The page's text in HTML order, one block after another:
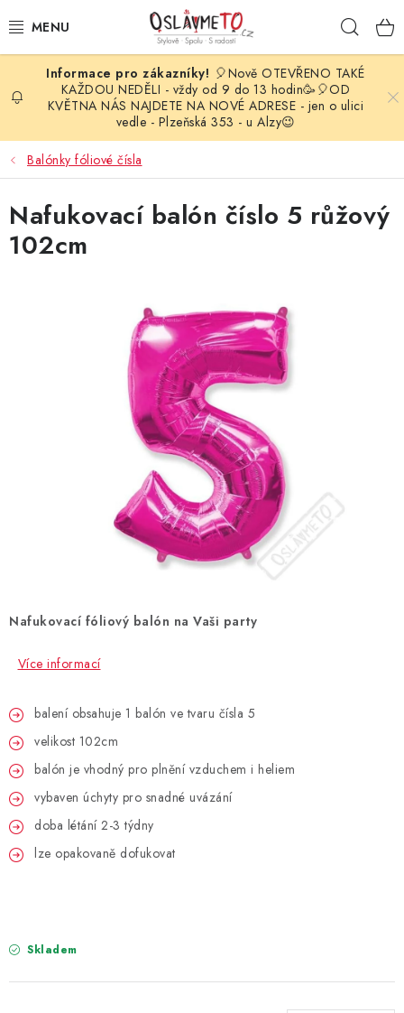
na
OSLAVA NAROZENIN
STYLOVÁ PARTY
DEKORACE A VÝZDOBA
BALÓNKY
PARTY STOLOVÁNÍ
SVATEBNÍ DOPLŇKY
BARVY NA OBLIČEJ A VLASY
DORTOVÉ SVÍČKY A OZDOBY
DÁRKY
HELIUM NA BALÓNKY
LAMPIONY
OSLAVA PODLE BAREV
PIŇATY
STUHY A MAŠLE
🎈Nově OTEVŘENO TAKÉ
KAŽDOU NEDĚLI - vždy od 9 do 13 hodin🥳🎈OD
KVĚTNA NÁS NAJDETE NA NOVÉ ADRESE - jen o ulici
vedle - Plzeňská 353 - u Alzy😉
Balónky fóliové čísla
Nafukovací fóliový balón na Vaši party
Více informací
balení obsahuje 1 balón ve tvaru čísla 5
velikost 102cm
balón je vhodný pro plnění vzduchem i heliem
vybaven úchyty pro snadné uvázání
doba létání 2-3 týdny
lze opakovaně dofukovat
Skladem
Nafukovací balón číslo 5 růžový
102cm